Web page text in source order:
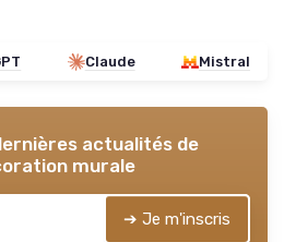
Claude Mistral
actualités de
murale
➔ Je m'inscris